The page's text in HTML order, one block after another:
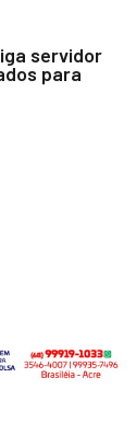
servidor
para